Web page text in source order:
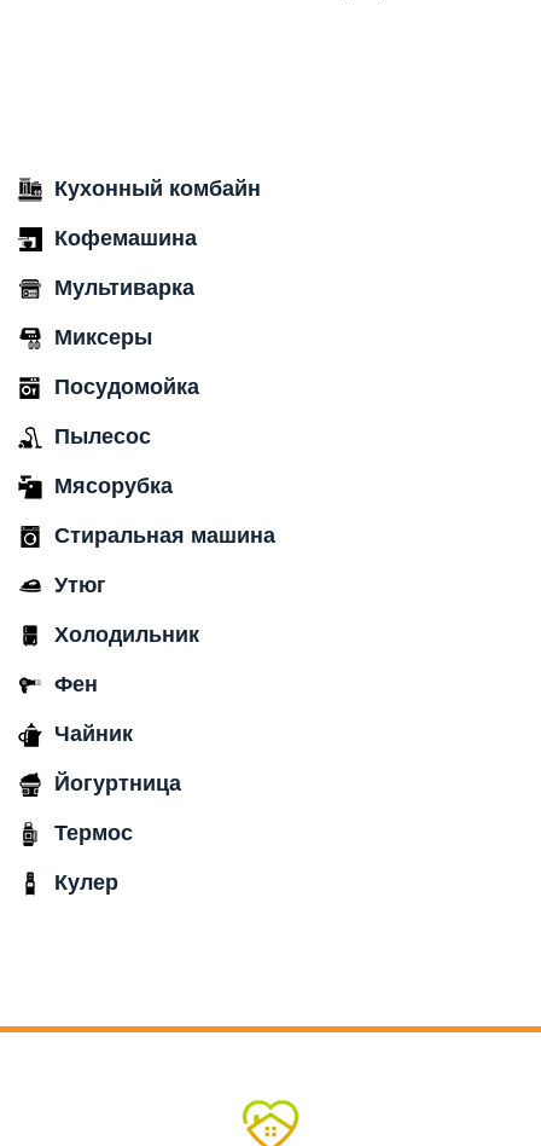
Кухонный комбайн
Кофемашина
Мультиварка
Миксеры
Посудомойка
Пылесос
Мясорубка
Стиральная машина
Утюг
Холодильник
Фен
Чайник
Йогуртница
Термос
Кулер